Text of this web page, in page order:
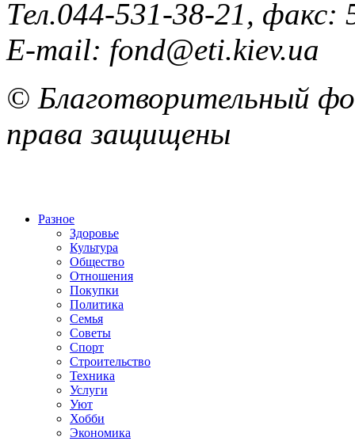
Тел.044-531-38-21, факс:
E-mail: fond@eti.kiev.ua
© Благотворительный
права защищены
Разное
Здоровье
Культура
Общество
Отношения
Покупки
Политика
Семья
Советы
Спорт
Строительство
Техника
Услуги
Уют
Хобби
Экономика